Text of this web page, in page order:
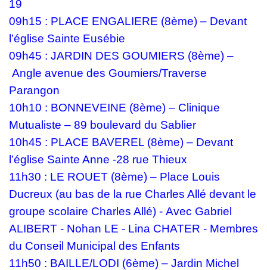
19
09h15 : PLACE ENGALIERE (8ème) – Devant
l’église Sainte Eusébie
09h45 : JARDIN DES GOUMIERS (8ème) –
Angle avenue des Goumiers/Traverse
Parangon
10h10 : BONNEVEINE (8ème) – Clinique
Mutualiste – 89 boulevard du Sablier
10h45 : PLACE BAVEREL (8ème) – Devant
l’église Sainte Anne -28 rue Thieux
11h30 : LE ROUET (8ème) – Place Louis
Ducreux (au bas de la rue Charles Allé devant le
groupe scolaire Charles Allé) - Avec Gabriel
ALIBERT - Nohan LE - Lina CHATER - Membres
du Conseil Municipal des Enfants
11h50 : BAILLE/LODI (6ème) – Jardin Michel